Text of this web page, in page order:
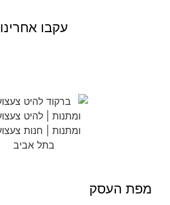
עקבו אחרינו
מפת העסק